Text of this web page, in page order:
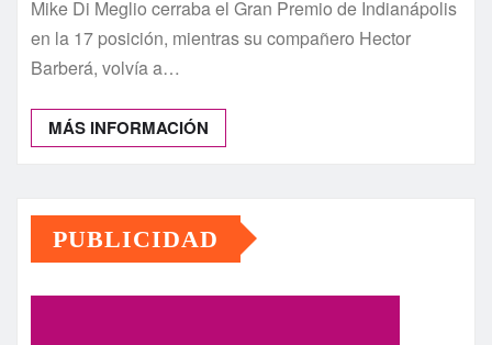
Mike Di Meglio cerraba el Gran Premio de Indianápolis
en la 17 posición, mientras su compañero Hector
Barberá, volvía a…
MÁS INFORMACIÓN
PUBLICIDAD